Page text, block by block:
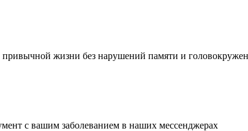
жизни без нарушений памяти и
с вашим заболеванием в наших мессенджерах